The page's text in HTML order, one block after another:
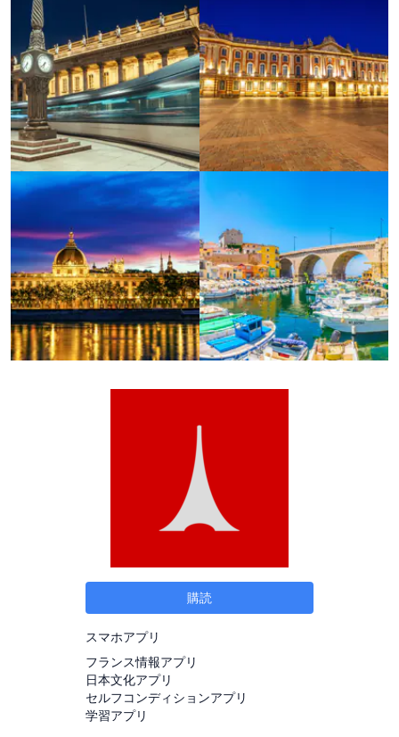
購読
スマホアプリ
フランス情報アプリ
日本文化アプリ
セルフコンディションアプリ
学習アプリ